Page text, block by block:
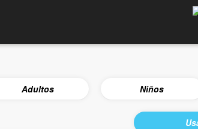
Adultos Niños